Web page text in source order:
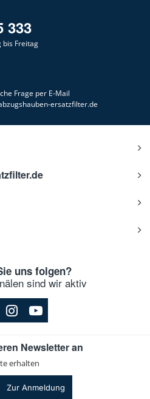
333
bis Freitag
Frage per E-Mail
ersatzfilter.de
uns folgen?
sind wir aktiv
Newsletter an
erhalten
Zur Anmeldung